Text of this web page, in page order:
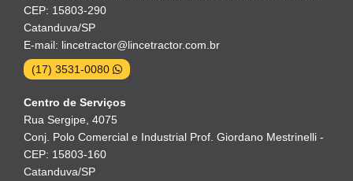
CEP: 15803-290
Catanduva/SP
E-mail: lincetractor@lincetractor.com.br
(17) 3531-0080
Centro de Serviços
Rua Sergipe, 4075
Conj. Polo Comercial e Industrial Prof. Giordano Mestrinelli -
CEP: 15803-160
Catanduva/SP